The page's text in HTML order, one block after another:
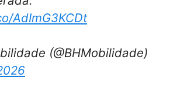
AdImG3KCDt
(@BHMobilidade)